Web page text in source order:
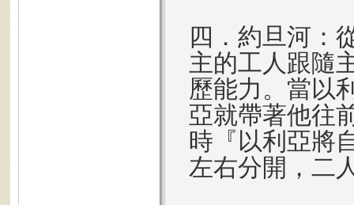
四．約旦河：
主的工人跟隨
歷能力。當以
亞就帶著他往
時『以利亞將
左右分開，二